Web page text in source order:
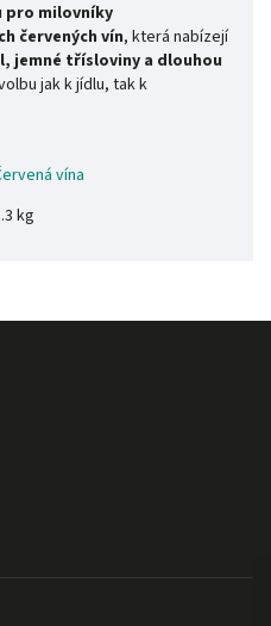
milovníky
červených vín, která nabízejí
jemné třísloviny a dlouhou
jak k jídlu, tak k
vína
kg